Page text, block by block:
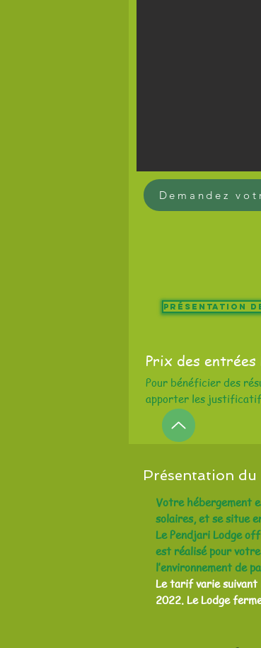
Demandez
Présentation
Prix des entrées
Pour bénéficier des
apporter les
Présentation
Votre hébergement
solaires, et se situe
Le Pendjari Lodge
est réalisé pour
l’environnement de
Le tarif varie suivant
2022. Le Lodge